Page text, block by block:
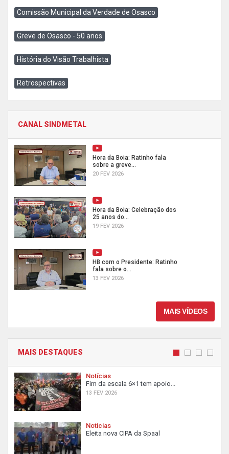
Comissão Municipal da Verdade de Osasco
Greve de Osasco - 50 anos
História do Visão Trabalhista
Retrospectivas
CANAL SINDMETAL
Hora da Boia: Ratinho fala
sobre a greve...
20 FEV 2026
Hora da Boia: Celebração dos
25 anos do...
19 FEV 2026
HB com o Presidente: Ratinho
fala sobre o...
13 FEV 2026
MAIS VÍDEOS
MAIS DESTAQUES
Notícias
Fim da escala 6×1 tem apoio...
13 FEV 2026
Notícias
Eleita nova CIPA da Spaal